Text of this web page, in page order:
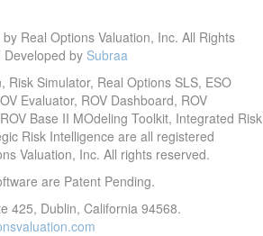
Real Options Valuation, Inc. All Rights
Developed by Subraa
Risk Simulator, Real Options SLS, ESO
Evaluator, ROV Dashboard, ROV
Base II MOdeling Toolkit, Integrated Risk
Risk Intelligence are all registered
Valuation, Inc. All rights reserved.
are Patent Pending.
425, Dublin, California 94568.